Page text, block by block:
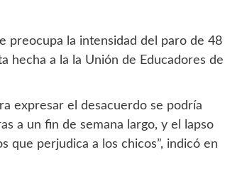
preocupa la intensidad del paro de 48
hecha a la la Unión de Educadores de
expresar el desacuerdo se podría
a un fin de semana largo, y el lapso
que perjudica a los chicos”, indicó en